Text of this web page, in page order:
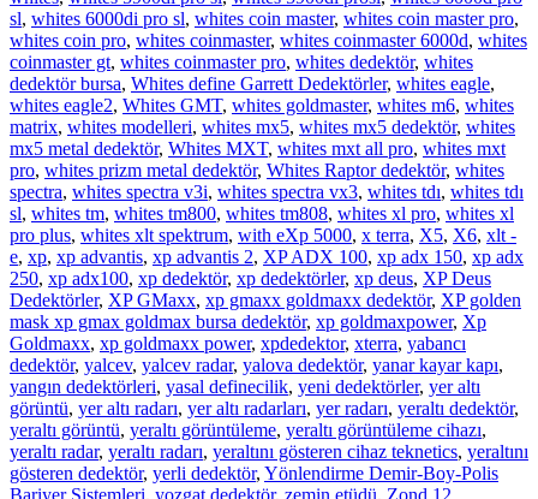
sl, whites 6000di pro sl, whites coin master, whites coin master pro,
whites coin pro, whites coinmaster, whites coinmaster 6000d, whites
coinmaster gt, whites coinmaster pro, whites dedektör, whites
dedektör bursa, Whites define Garrett Dedektörler, whites eagle,
whites eagle2, Whites GMT, whites goldmaster, whites m6, whites
matrix, whites modelleri, whites mx5, whites mx5 dedektör, whites
mx5 metal dedektör, Whites MXT, whites mxt all pro, whites mxt
pro, whites prizm metal dedektör, Whites Raptor dedektör, whites
spectra, whites spectra v3i, whites spectra vx3, whites tdı, whites tdı
sl, whites tm, whites tm800, whites tm808, whites xl pro, whites xl
pro plus, whites xlt spektrum, with eXp 5000, x terra, X5, X6, xlt -
e, xp, xp advantis, xp advantis 2, XP ADX 100, xp adx 150, xp adx
250, xp adx100, xp dedektör, xp dedektörler, xp deus, XP Deus
Dedektörler, XP GMaxx, xp gmaxx goldmaxx dedektör, XP golden
mask xp gmax goldmax bursa dedektör, xp goldmaxpower, Xp
Goldmaxx, xp goldmaxx power, xpdedektor, xterra, yabancı
dedektör, yalcev, yalcev radar, yalova dedektör, yanar kayar kapı,
yangın dedektörleri, yasal definecilik, yeni dedektörler, yer altı
görüntü, yer altı radarı, yer altı radarları, yer radarı, yeraltı dedektör,
yeraltı görüntü, yeraltı görüntüleme, yeraltı görüntüleme cihazı,
yeraltı radar, yeraltı radarı, yeraltını gösteren cihaz teknetics, yeraltını
gösteren dedektör, yerli dedektör, Yönlendirme Demir-Boy-Polis
Bariyer Sistemleri, yozgat dedektör, zemin etüdü, Zond 12